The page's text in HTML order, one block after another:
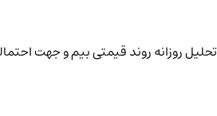
تحلیل روزانه روند قیمتی بیم و جهت